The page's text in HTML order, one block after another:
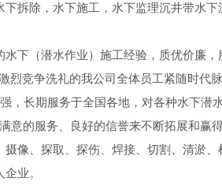
拆除，水下施工，水下监理沉井带水
下（潜水作业）施工经验，质优价廉
竞争洗礼的我公司全体员工紧随时代
，长期服务于全国各地，对各种水下潜
的服务、良好的信誉来不断拓展和赢得
像、探取、探伤、焊接、切割、清淤
业。